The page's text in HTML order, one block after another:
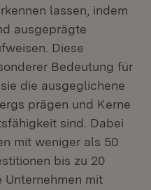
lassen, indem
ausgeprägte
Diese
Bedeutung für
die ausgeglichene
prägen und Kerne
sind. Dabei
mit weniger als 50
bis zu 20
Unternehmen mit